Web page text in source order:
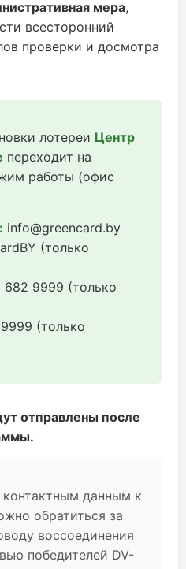
мера,
всесторонний
проверки и досмотра
лотереи Центр
переходит на
работы (офис
info@greencard.by
(только
682 9999 (только
(только
отправлены после
данным к
обратиться за
воссоединения
победителей DV-